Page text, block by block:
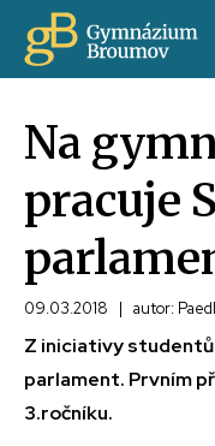
Na
pracuje
09.03.2018 | autor:
Z iniciativy
parlament. Prvním
3.ročníku.